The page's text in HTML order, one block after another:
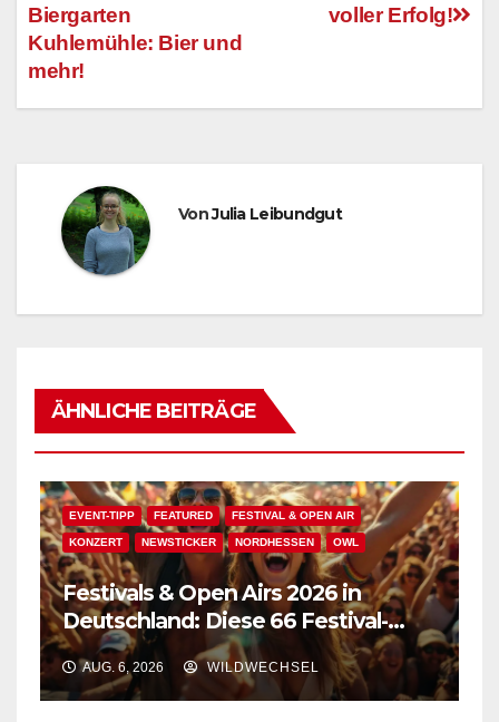
Beitragsnavigation
voller Erfolg!
Biergarten
Kuhlemühle: Bier und
mehr!
VonJulia Leibundgut
ÄHNLICHE BEITRÄGE
EVENT-TIPP FEATURED FESTIVAL & OPEN AIR
KONZERT NEWSTICKER NORDHESSEN OWL
Festivals & Open Airs 2026 in
Deutschland: Diese 66 Festival-
Events warten auf Dich!
AUG. 6, 2026 WILDWECHSEL